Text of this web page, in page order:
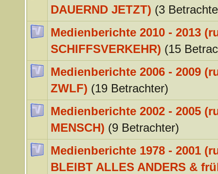
DAUERND JETZT) (3
Medienberichte 2010 - 2013
SCHIFFSVERKEHR) (15
Medienberichte 2006 - 2009
ZWLF) (19 Betrachter)
Medienberichte 2002 - 2005
MENSCH) (9 Betrachter)
Medienberichte 1978 - 2001
BLEIBT ALLES ANDERS &